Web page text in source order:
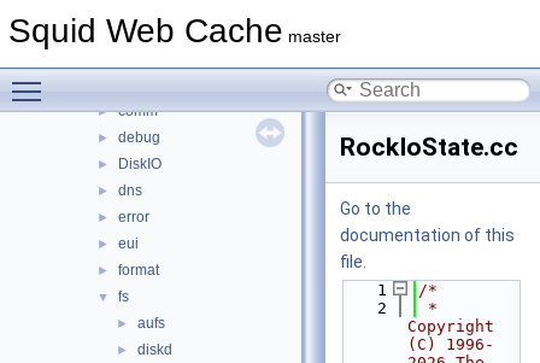
Squid Web Cache master
► auth
► comm
► debug
► DiskIO
► dns
► error
► eui
► format
▼ fs
► aufs
► diskd
RockIoState.cc
Go to the
documentation of this
file.
    1
/*
    2
*
Copyright
(C) 1996-